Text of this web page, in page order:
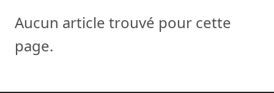
Aucun article trouvé pour cette
page.